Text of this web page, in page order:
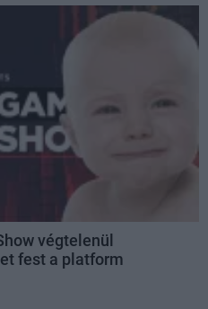
végtelenül
fest a platform